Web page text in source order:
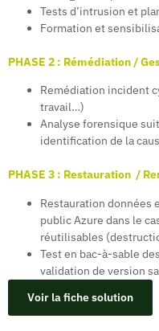
Tests d’intrusion et
Formation et
PHASE 2 : Rémédiation /
Remédiation incident
travail…)
Analyse forensique
identification de la
PHASE 3 : Restauration /
Restauration données
public Azure dans le
réutilisables
Test en bac-à-sable
validation de version
Voir la fiche solution